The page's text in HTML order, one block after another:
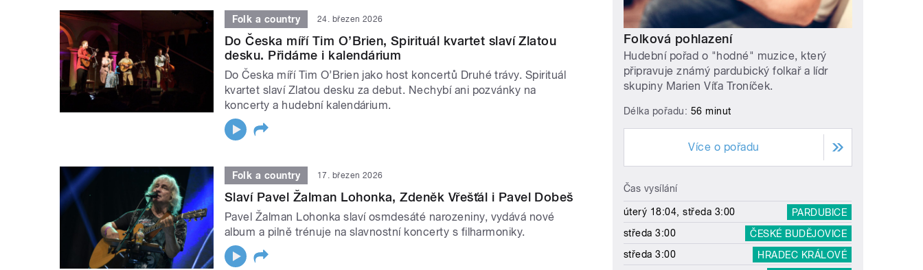
Folk a country 24. březen 2026
Do Česka míří Tim O’Brien, Spirituál kvartet slaví Zlatou
desku. Přidáme i kalendárium
Do Česka míří Tim O’Brien jako host koncertů Druhé trávy. Spirituál
kvartet slaví Zlatou desku za debut. Nechybí ani pozvánky na
koncerty a hudební kalendárium.
Folk a country 17. březen 2026
Slaví Pavel Žalman Lohonka, Zdeněk Vřešťál i Pavel Dobeš
Pavel Žalman Lohonka slaví osmdesáté narozeniny, vydává nové
album a pilně trénuje na slavnostní koncerty s filharmoniky.
Folková pohlazení
Hudební pořad o "hodné" muzice, který
připravuje známý pardubický folkař a lídr
skupiny Marien Víťa Troníček.
Délka pořadu: 56 minut
Více o pořadu
Čas vysílání
úterý 18:04, středa 3:00
PARDUBICE
středa 3:00
ČESKÉ BUDĚJOVICE
středa 3:00
HRADEC KRÁLOVÉ